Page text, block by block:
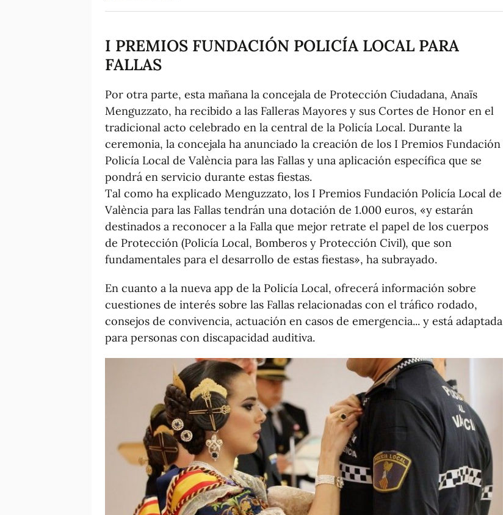
I PREMIOS FUNDACIÓN POLICÍA LOCAL PARA
FALLAS
Por otra parte, esta mañana la concejala de Protección Ciudadana, Anaïs
Menguzzato, ha recibido a las Falleras Mayores y sus Cortes de Honor en el
tradicional acto celebrado en la central de la Policía Local. Durante la
ceremonia, la concejala ha anunciado la creación de los I Premios Fundación
Policía Local de València para las Fallas y una aplicación específica que se
pondrá en servicio durante estas fiestas.
Tal como ha explicado Menguzzato, los I Premios Fundación Policía Local de
València para las Fallas tendrán una dotación de 1.000 euros, «y estarán
destinados a reconocer a la Falla que mejor retrate el papel de los cuerpos
de Protección (Policía Local, Bomberos y Protección Civil), que son
fundamentales para el desarrollo de estas fiestas», ha subrayado.
En cuanto a la nueva app de la Policía Local, ofrecerá información sobre
cuestiones de interés sobre las Fallas relacionadas con el tráfico rodado,
consejos de convivencia, actuación en casos de emergencia... y está adaptada
para personas con discapacidad auditiva.